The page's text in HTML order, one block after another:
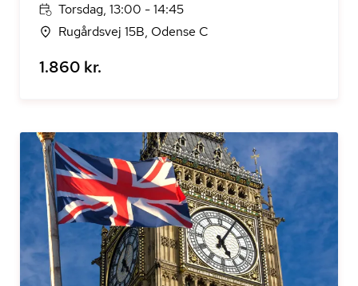
Torsdag, 13:00 - 14:45
Rugårdsvej 15B, Odense C
1.860 kr.